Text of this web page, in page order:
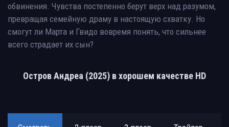
обвинения. Чувства постепенно берут верх над разумом,
превращая семейную драму в настоящую схватку. Но
смогут ли Марта и Гвидо вовремя понять, что сильнее
всего страдает их сын?
Остров Андреа (2025) в хорошем качестве HD